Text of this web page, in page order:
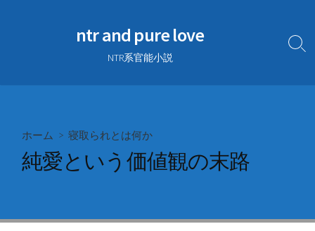
ntr and pure love
NTR系官能小説
検
ホーム > 寝取られとは何か
純愛という価値観の末路